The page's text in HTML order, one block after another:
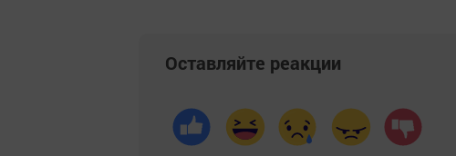
Оставляйте реакции